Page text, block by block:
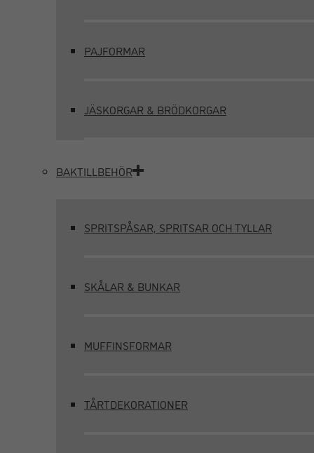
PAJFORMAR
JÄSKORGAR & BRÖDKORGAR
BAKTILLBEHÖR
SPRITSPÅSAR, SPRITSAR OCH TYLLAR
SKÅLAR & BUNKAR
MUFFINSFORMAR
TÅRTDEKORATIONER